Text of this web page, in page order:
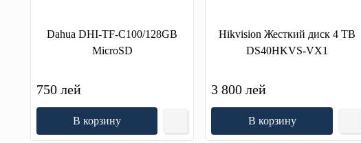
Dahua DHI-TF-C100/128GB
MicroSD
750 лей
В корзину
Hikvision Жесткий диск 4 TB
DS40HKVS-VX1
3 800 лей
В корзину